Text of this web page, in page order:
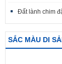
Đất lành chim
SẮC MÀU DI